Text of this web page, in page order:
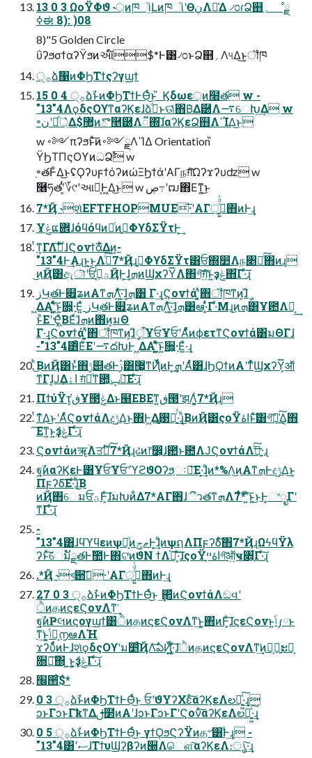
13 0 3 ΩοΫΦϑ ˞্ͷཁૉ͕ԼͷཁૉʹӨڹΛ༩͑Δ ৴೦ɾՁ஋؍ ೳྗ
ߦಈ 8): )08
8)"5 Golden Circle
ΰʔϧσϯαʔΫϧͷઆ໌$*Ͱ͸৴೦ͱՁ஋؍Λ୳Δ͜ͱ͕ॏཁ
੍࡞ձࣾ΁ͷΦϦΤϯςʔγϣϯ
15 0 4 ੍࡞ձࣾͱͷΦϦΤϯͰѲͬͨ͜ͱ ̋ Ϗδωε্ͷ໨త w -
"13"4ΛϙδςΟϒͳαʔϏεɺձࣾͩͱଊ͑ͯ΋Β͑Δ཰Λ࠷େԽ͢Δ w
৽نʹ্ཱͪ͛Δ$޲͚ͷొ࿥཰Λ૿΍͠ɺαʔϏεՁ஋ΛߴΊΔ͜ͱ
w ࠾༻πʔϧͱͯ͠ͷ࠾༻ྗΛߴΊΔ Orientation ̋
ΫϦΤΠςΟϒͷධՁ࣠ w
ֵ৽తͰ͋Δ͜ͱʢϘʔυϝϯόʔͷώΞϦϯάʹΑΓநग़ͨ͠Ωʔϫʔυʣ w
࿦ཧతʹ͔ͭ؆୯ʹઆ໌͕Ͱ͖Δ͜ͱ w ڝ߹ʹຒ΋Εͳ͍͜ͱ
7*Ҋ ˞શͯEFTFHOPMUE͞·ʹΑΓ੍࡞͍͍ͨͩͨ΋ͷͰ͢ɻ
Ұݟແؔ܎ɺόϥόϥͷೋͭͷࠇ͍ΦϒδΣΫτͰ͕͢
ͭͳ͕ΓΛࣔࠦ͠ɺϚονϯάͤ͞Δͷ͕-
"13"4Ͱ͢Αɻͱ͍͏͜ͱΛࣔͨ͠7*Ҋɻࠇ͍ΦϒδΣΫτ͸ਓ΍෺Λந৅Խͨ͠΋ͷɻ
͜ͷҊ͸ඇৗʹਓؾ͕ߴ͔ͬͨҊͰ͕͢ɺܗͷϢχʔΫ͞Λ΋͏গ͠ग़͍ͨ͠ͱ͍͏ҙݟ΋͋Γ·ͨ͠ɻ
زԿֶతͰ௏ʑͷΑ͏ͳܗΛ͍ͯ͠·͕͢ɺܗ͸ Γ·͢ɻϚονϯάʹ͓͍ͯ΋ॏཁͳͷ͕ɺީิ
͖ΔΑ͏ʹ͍͖͍ͯͨ͠ͱ͍͏૝ؚ͍͕·Ε͍ͯ زԿֶతͰ௏ʑͷΑ͏ͳܗΛ͍ͯ͠·͕͢ɺܗ͸ఆ·͓ͬͯΓ·ͤΜɻ͜ͷܗ͸Ұ఺Λಈ͔͢
ͱͦΕʹҾ͖ͣΒΕͯɺܗͦͷ΋ͷ͕มΘ
Γ·͢ɻϚονϯάʹ͓͍ͯ΋ॏཁͳͷ͕ɺީิऀҰਓҰਓʹΑͬͯͦͷϕετͳϚονϯά͸มΘΓɺ
-"13"4͸ͦΕͧΕʹ࠷దԽͰ ͖ΔΑ͏ʹ͍͖͍ͯͨ͠ͱ͍͏૝ؚ͍͕·Ε͍ͯ·͢ɻ
ͪ͜ΒͷҊ͸ͱͯ΋ݱ୅తͰࢲ͸޷͖ͳҊͩͬͨͷͰ͕͢ܗʹΑͬͯ͸ɺϦϘϯͷΑ͏ʹͳͬͯϢχʔΫ͕͞ऑ͘
ͳΓɺ͔ͿΔاۀ͕ ग़ͯདྷͦ͏ͳ఺͕ݒ೦͞Ε·ͨ͠ɻ
ΠϯύΫτ͕ڧ͘Ұ౓ݟΔͱ๨ΕΒΕͳ͍ڧ౓ʹझΛ͓͍ͨ7*Ҋɻ
ͭͳ͛Δ͜ͱʹΑͬͯϚονϯάΛදݱ͢Δ͜ͱ΋Ͱ͖Δ࢓ֻ͚͕ೖ͍ͬͯ·͢ɻͪ͜ΒͷҊ͸ςοΫاۀͱͯ͠͸গ͠༏͗͢͠Δ͔΋
͠Εͳ͍ͱ͍͏ҙݟ͕͋Γ·ͨ͠ɻ
ϚονϯάͷॠؒΛਤࣔԽͨ͠7*Ҋɻઢͷ෦෼͕ɺ఺ͱ఺Λ݁ͿϚονϯάΛ͍ࣔͯ͠·͢ɻ
ฐࣾͷαʔϏεͰ͸ҰਓҰਓʹϓϩϑΟʔϧ͕ઃఆ͞Ε·͕͢ɺͦͷ*%Λ͜ͷΑ͏ͳܗͰදݱ͢Δ͜ͱ͕
Πϝʔδ͞Ε·ͨ͠ɻͪ͜Β
ͷҊ΋େมਓؾͰ͕ͨ͠ɺมԽͷ͋Δ7*ΑΓ΋ɺීวతͳܗΛ࣋ͬͨ7*ʹ͍ͨ͠ͱ͍͏͜ͱͰ͓ଂೖΓʹ
ͳΓ·ͨ͠ɻ
-
"13"4͸ɺϥϓϥεͷѱຐ͕ͦͷޠݯͰ͕͢ɺͦͷѱຐΛΠϝʔδͨ͠΋7*ҊɻΩϟϥΫλ
ʔͱͯ͠େมັྗతͰࣾ಺Ͱ΋ଟ͘ͷϑΝ ϯΛ֫ಘ͠·͕ͨ͠ɺςοΫاۀײ͕গ͠ऑ͍ҹ৅͕͋Γ·ͨ͠ɻ
.*Ҋ ˞খ઒࠼͞·ʹΑΓ੍࡞͍͍ͨͩͨ΋ͷͰ͢ɻ
27 0 3 ੍࡞ձࣾͱͷΦϦΤϯͰѲͬͨ͜ͱ ͢΂ͯͷϚονϯάΛඞવʹ
ੈͷதͷϛεϚονΛͳ͘͢
ฐࣾͷҎલͷϛογϣϯ͸ੈͷதͷϛεϚονΛͳ͘͢ͱ͍͏΋ͷͰ͕ͨ͠ɺϛεϚονͱ͍͏ݴ༿ͱ
ͳ͘͢ͱ͍͏ݴ༿͕൱ఆΛؚΉ
ϫʔυͩͬͨͷͰɺશͯϙδςΟϒʹม׵ͨ͠ҊΛ͝ఏҊ͍͖ͨͩ·͕ͨ͠ɺੈͷதͷϛεϚονΛͳ͘͢ͷํ͕ྑ͍ະདྷ͕
૝૾͠΍ ͍͢ͱ͍͏ҙݟ͕͋Γ·ͨ͠ɻ
׬੒ͨ͠$*
0 3 ੍࡞ձࣾͱͷΦϦΤϯͰѲͬͨ͜ͱ ਓʹϑΥʔΧεͨ͠αʔϏεΛల։͍͖ͯ͠·͢ɻ
ͻͱΓͻͱΓҟͳΔࢦ໲ͷΑ͏ʹɺͻͱΓͻͱΓʹϚονͨ͠αʔϏεΛల։͍͖ͯ͠·͢ɻ
0 5 ੍࡞ձࣾͱͷΦϦΤϯͰѲͬͨ͜ͱ γϯϘϧϚʔΫͷத৺͸ࣖͰ͢ɻ -
"13"4͸ސ٬ɺΤϯυϢʔβʔͷ੠Λ܏ௌ͠αʔϏεΛ։ൃ͠·͢ɻ